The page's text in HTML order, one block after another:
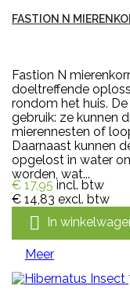
FASTION N
Fastion N
doeltreffende
rondom het huis.
gebruik: ze kunnen
mierennesten of
Daarnaast kunnen
opgelost in water
worden, wat...
€ 17,95 incl. btw
€ 14,83 excl. btw
 In
Meer